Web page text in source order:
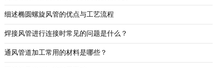
细述椭圆螺旋风管的优点与工艺流程
焊接风管进行连接时常见的问题是什么？
通风管道加工常用的材料是哪些？